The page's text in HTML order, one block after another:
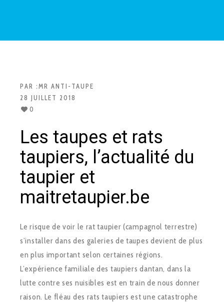
PAR :MR ANTI-TAUPE
28 JUILLET 2018
0
Les taupes et rats
taupiers, l’actualité du
taupier et
maitretaupier.be
Le risque de voir le rat taupier (campagnol terrestre)
s’installer dans des galeries de taupes devient de plus
en plus important selon certaines régions.
L’expérience familiale des taupiers dantan, dans la
lutte contre ses nuisibles est en train de nous donner
raison. Le fléau des rats taupiers est une catastrophe